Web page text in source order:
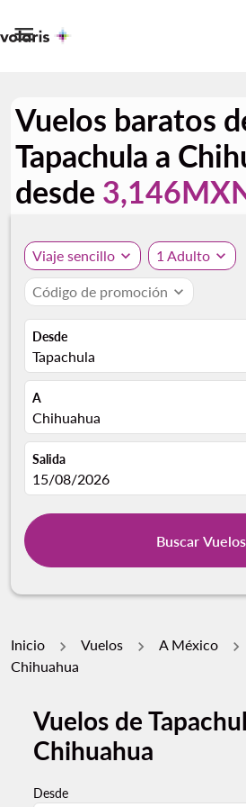

Vuelos baratos
Tapachula a
desde
Viaje sencillo expand_more 1 Adulto expand_more
Código de promoción expand_more
Desde
Tapachula
A
Chihuahua
Salida
fc-booking-departure-date-aria-
15/08/2026
Buscar Vuelos
Inicio Vuelos A México
Chihuahua
Vuelos de
Chihuahua
Desde